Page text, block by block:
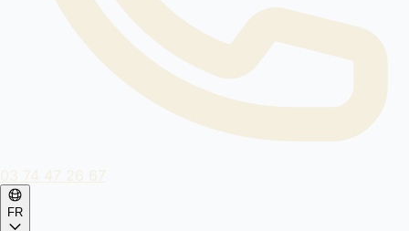
03 74 47 26 67
FR